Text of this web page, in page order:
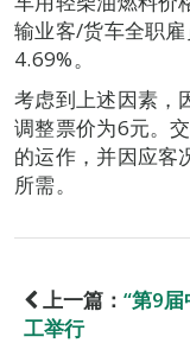
输业客/货车全职
4.69%。
考虑到上述因素，
调整票价为6元。
的运作，并因应客
所需。
上一篇： “第9
工举行